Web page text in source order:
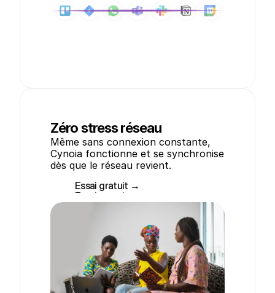
Zéro stress réseau
Même sans connexion constante,
Cynoia fonctionne et se synchronise
dès que le réseau revient.
Essai gratuit →
Essai gratuit →